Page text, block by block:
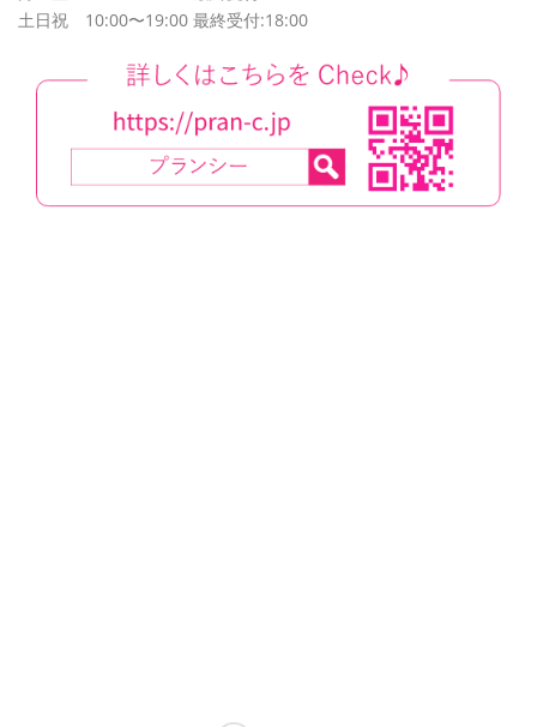
土日祝 10:00〜19:00 最終受付:18:00